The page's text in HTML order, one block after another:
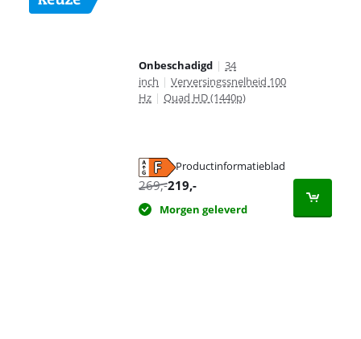
Onbeschadigd | 34
inch | Verversingssnelheid 100
Hz | Quad HD (1440p)
Productinformatieblad
269,-219,-
Morgen geleverd